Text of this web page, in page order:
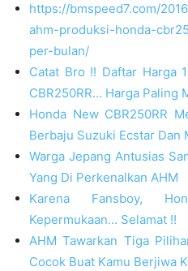
https://bmspeed7.com/
ahm-produksi-honda-
per-bulan/
Catat Bro !! Daftar Harga
CBR250RR… Harga Paling
Honda New CBR250RR
Berbaju Suzuki Ecstar Dan
Warga Jepang Antusias
Yang Di Perkenalkan AHM
Karena Fansboy,
Kepermukaan… Selamat !!
AHM Tawarkan Tiga
Cocok Buat Kamu Berjiwa